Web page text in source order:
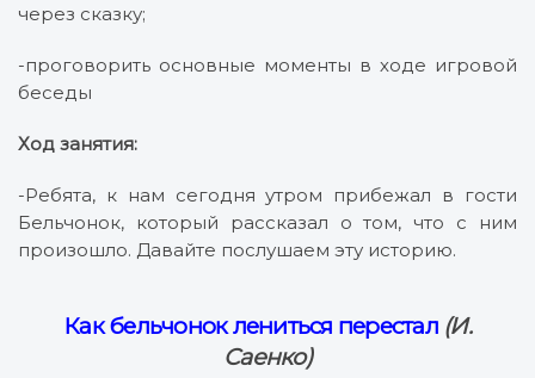
через сказку;
-проговорить основные моменты в ходе игровой
беседы
Ход занятия:
-Ребята, к нам сегодня утром прибежал в гости
Бельчонок, который рассказал о том, что с ним
произошло. Давайте послушаем эту историю.
Как бельчонок лениться перестал (И.
Саенко)